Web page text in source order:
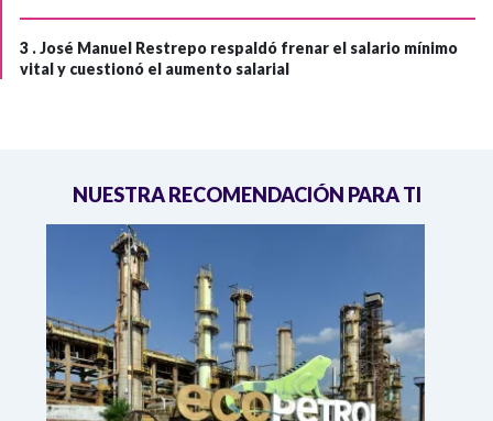
3 .José Manuel Restrepo respaldó frenar el salario mínimo
vital y cuestionó el aumento salarial
NUESTRA RECOMENDACIÓN PARA TI